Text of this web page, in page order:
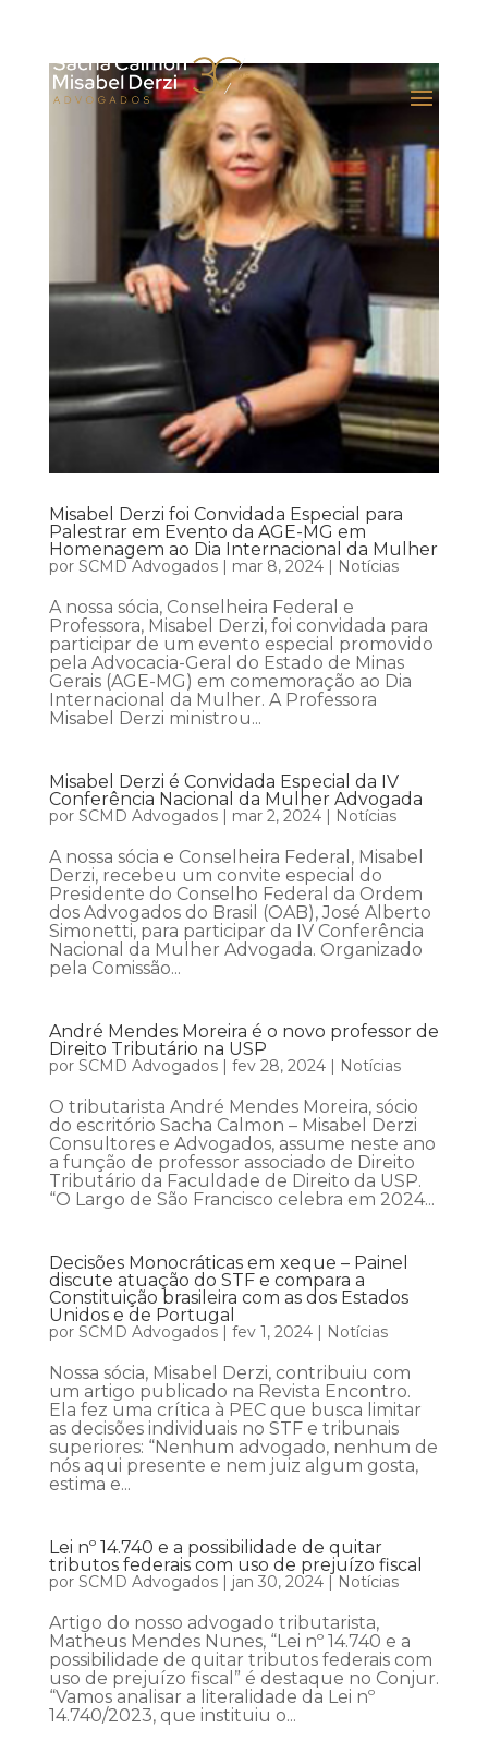
Misabel Derzi foi Convidada Especial para
Palestrar em Evento da AGE-MG em
Homenagem ao Dia Internacional da Mulher
por SCMD Advogados| mar 8, 2024| Notícias
A nossa sócia, Conselheira Federal e
Professora, Misabel Derzi, foi convidada para
participar de um evento especial promovido
pela Advocacia-Geral do Estado de Minas
Gerais (AGE-MG) em comemoração ao Dia
Internacional da Mulher. A Professora
Misabel Derzi ministrou...
Misabel Derzi é Convidada Especial da IV
Conferência Nacional da Mulher Advogada
por SCMD Advogados| mar 2, 2024| Notícias
A nossa sócia e Conselheira Federal, Misabel
Derzi, recebeu um convite especial do
Presidente do Conselho Federal da Ordem
dos Advogados do Brasil (OAB), José Alberto
Simonetti, para participar da IV Conferência
Nacional da Mulher Advogada. Organizado
pela Comissão...
André Mendes Moreira é o novo professor de
Direito Tributário na USP
por SCMD Advogados| fev 28, 2024| Notícias
O tributarista André Mendes Moreira, sócio
do escritório Sacha Calmon – Misabel Derzi
Consultores e Advogados, assume neste ano
a função de professor associado de Direito
Tributário da Faculdade de Direito da USP.
“O Largo de São Francisco celebra em 2024...
Decisões Monocráticas em xeque – Painel
discute atuação do STF e compara a
Constituição brasileira com as dos Estados
Unidos e de Portugal
por SCMD Advogados| fev 1, 2024| Notícias
Nossa sócia, Misabel Derzi, contribuiu com
um artigo publicado na Revista Encontro.
Ela fez uma crítica à PEC que busca limitar
as decisões individuais no STF e tribunais
superiores: “Nenhum advogado, nenhum de
nós aqui presente e nem juiz algum gosta,
estima e...
Lei nº 14.740 e a possibilidade de quitar
tributos federais com uso de prejuízo fiscal
por SCMD Advogados| jan 30, 2024| Notícias
Artigo do nosso advogado tributarista,
Matheus Mendes Nunes, “Lei nº 14.740 e a
possibilidade de quitar tributos federais com
uso de prejuízo fiscal” é destaque no Conjur.
“Vamos analisar a literalidade da Lei nº
14.740/2023, que instituiu o...